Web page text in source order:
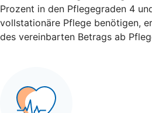
Prozent in den Pflegegraden 4
vollstationäre Pflege benötigen,
des vereinbarten Betrags ab